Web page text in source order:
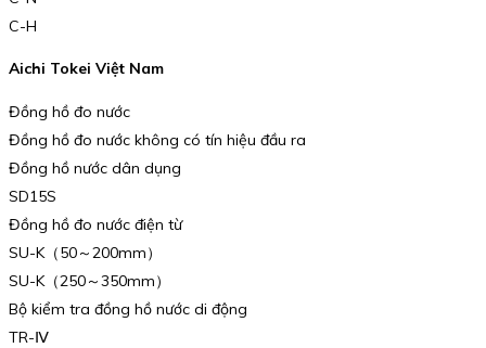
C-H
Aichi Tokei Việt Nam
Đồng hồ đo nước
Đồng hồ đo nước không có tín hiệu đầu ra
Đồng hồ nước dân dụng
SD15S
Đồng hồ đo nước điện từ
SU-K（50～200mm）
SU-K（250～350mm）
Bộ kiểm tra đồng hồ nước di động
TR-Ⅳ